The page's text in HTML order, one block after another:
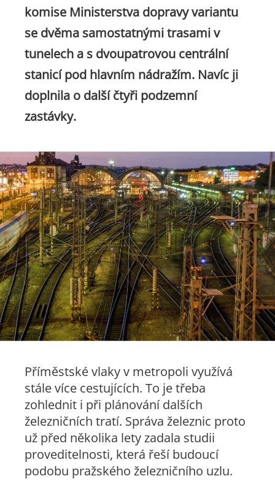
komise Ministerstva dopravy variantu
se dvěma samostatnými trasami v
tunelech a s dvoupatrovou centrální
stanicí pod hlavním nádražím. Navíc ji
doplnila o další čtyři podzemní
zastávky.
Příměstské vlaky v metropoli využívá
stále více cestujících. To je třeba
zohlednit i při plánování dalších
železničních tratí. Správa železnic proto
už před několika lety zadala studii
proveditelnosti, která řeší budoucí
podobu pražského železničního uzlu.